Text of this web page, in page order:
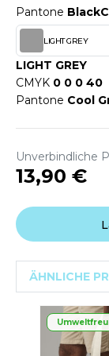
UND
COOL
HOODS
SERIE
Pantone BlackC
LIGHT GREY
LIGHT GREY
CMYK 0 0 0 40
Pantone Cool
Unverbindliche
13,90 €
ÄHNLICHE